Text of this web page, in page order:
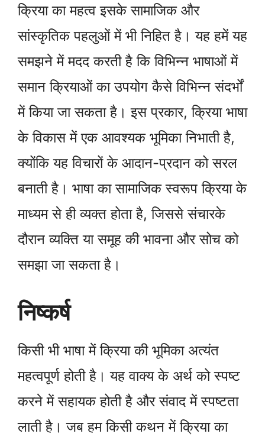
क्रिया का महत्व इसके सामाजिक और
सांस्कृतिक पहलुओं में भी निहित है। यह हमें यह
समझने में मदद करती है कि विभिन्न भाषाओं में
समान क्रियाओं का उपयोग कैसे विभिन्न संदर्भों
में किया जा सकता है। इस प्रकार, क्रिया भाषा
के विकास में एक आवश्यक भूमिका निभाती है,
क्योंकि यह विचारों के आदान-प्रदान को सरल
बनाती है। भाषा का सामाजिक स्वरूप क्रिया के
माध्यम से ही व्यक्त होता है, जिससे संचारके
दौरान व्यक्ति या समूह की भावना और सोच को
समझा जा सकता है।
निष्कर्ष
किसी भी भाषा में क्रिया की भूमिका अत्यंत
महत्वपूर्ण होती है। यह वाक्य के अर्थ को स्पष्ट
करने में सहायक होती है और संवाद में स्पष्टता
लाती है। जब हम किसी कथन में क्रिया का